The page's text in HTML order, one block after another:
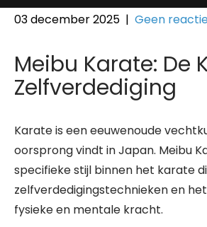
03 december 2025 | Geen
Meibu Karate: De
Zelfverdediging
Karate is een eeuwenoude
oorsprong vindt in Japan. Meibu
specifieke stijl binnen het karate
zelfverdedigingstechnieken en
fysieke en mentale kracht.